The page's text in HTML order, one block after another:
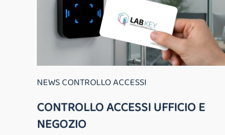
NEWS CONTROLLO ACCESSI
CONTROLLO ACCESSI UFFICIO E
NEGOZIO